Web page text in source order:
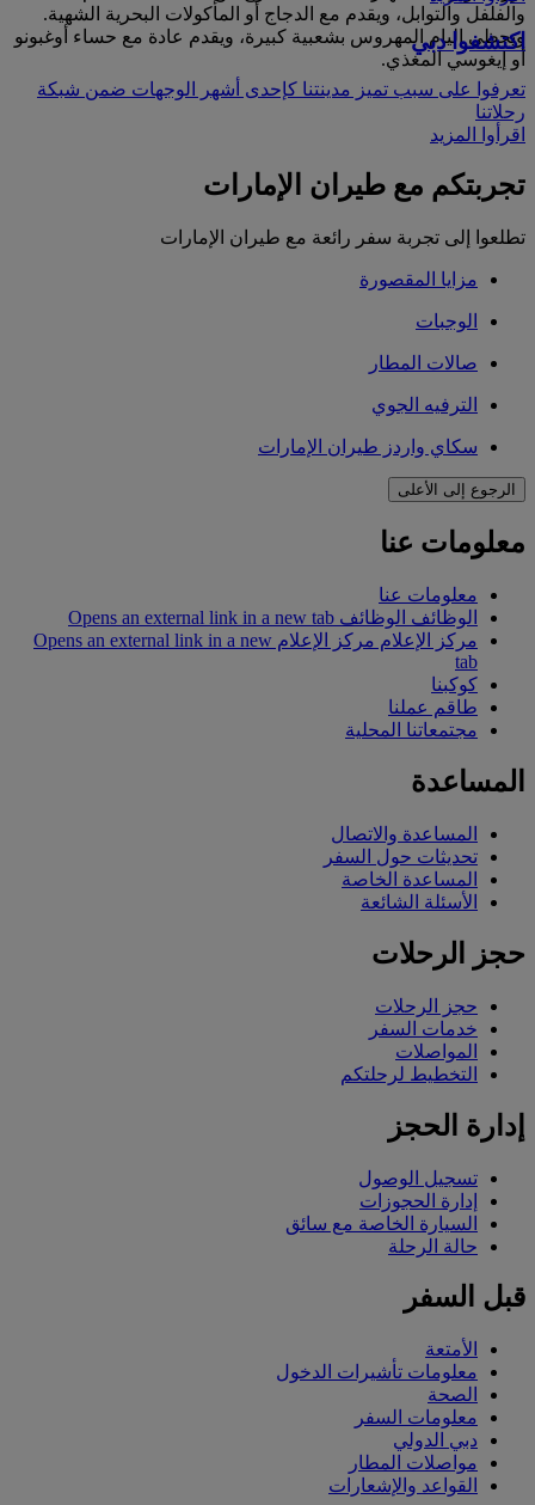
والفلفل والتوابل، ويقدم مع الدجاج أو المأكولات البحرية الشهية.
ويحظى اليام المهروس بشعبية كبيرة، ويقدم عادة مع حساء أوغبونو
أو إيغوسي المغذي.
اكتشفوا دبي
تعرفوا على سبب تميز مدينتنا كإحدى أشهر الوجهات ضمن شبكة
رحلاتنا
اقرأوا المزيد
تجربتكم مع طيران الإمارات
تطلعوا إلى تجربة سفر رائعة مع طيران الإمارات
مزايا المقصورة
الوجبات
صالات المطار
الترفيه الجوي
سكاي واردز طيران الإمارات
الرجوع إلى الأعلى
معلومات عنا
معلومات عنا
الوظائف الوظائف Opens an external link in a new tab
مركز الإعلام
مركز الإعلام Opens an external link in a new
tab
كوكبنا
طاقم عملنا
مجتمعاتنا المحلية
المساعدة
المساعدة والاتصال
تحديثات حول السفر
المساعدة الخاصة
الأسئلة الشائعة
حجز الرحلات
حجز الرحلات
خدمات السفر
المواصلات
التخطيط لرحلتكم
إدارة الحجز
تسجيل الوصول
إدارة الحجوزات
السيارة الخاصة مع سائق
حالة الرحلة
قبل السفر
الأمتعة
معلومات تأشيرات الدخول
الصحة
معلومات السفر
دبي الدولي
مواصلات المطار
القواعد والإشعارات